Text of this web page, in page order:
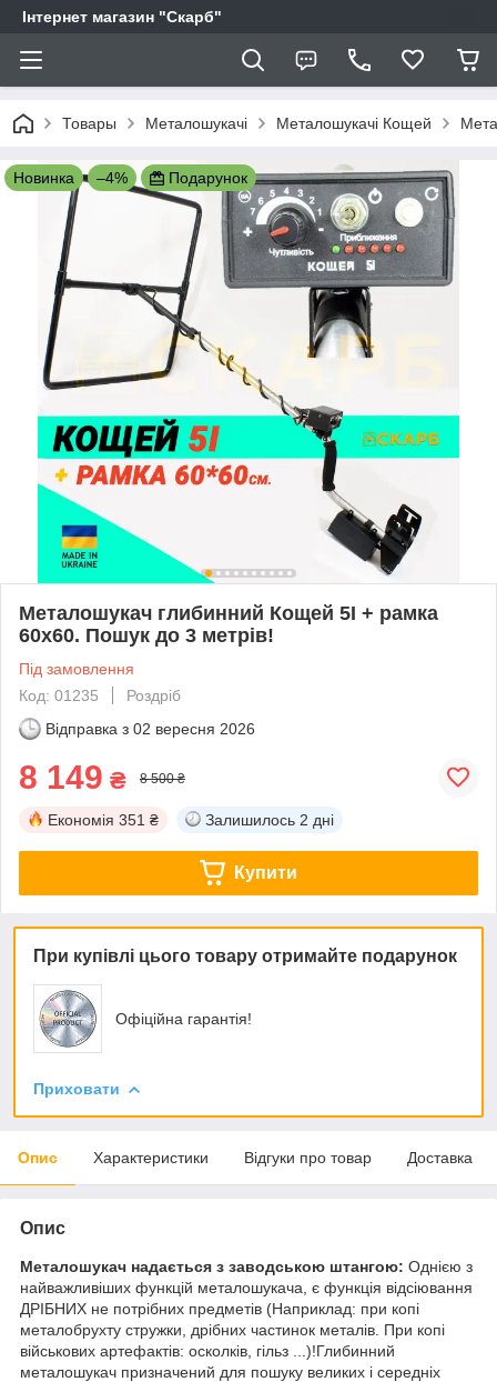
Інтернет магазин "Скарб"
Товары Металошукачі Металошукачі Кощей
Новинка –4% Подарунок
Металошукач глибинний Кощей 5І + рамка
60х60. Пошук до 3 метрів!
Під замовлення
Код: 01235
Роздріб
Відправка з 02 вересня 2026
8 149 ₴ 8 500 ₴
Економія 351 ₴ Залишилось 2 дні
Купити
При купівлі цього товару отримайте подарунок
Офіційна гарантія!
Приховати
Опис Характеристики Відгуки про товар Доставка
Опис
Металошукач надається з заводською штангою: Однією з
найважливіших функцій металошукача, є функція відсіювання
ДРІБНИХ не потрібних предметів (Наприклад: при копі
металобрухту стружки, дрібних частинок металів. При копі
військових артефактів: осколків, гільз ...)!Глибинний
металошукач призначений для пошуку великих і середніх